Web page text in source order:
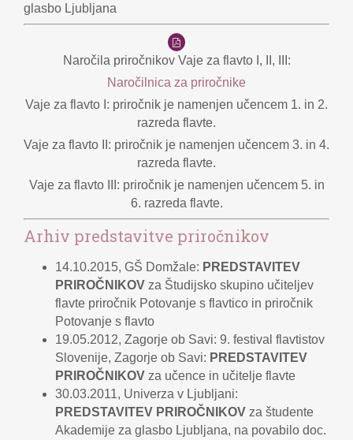
glasbo Ljubljana
Naročila priročnikov Vaje za flavto I, II, III:
Naročilnica za priročnike
Vaje za flavto I: priročnik je namenjen učencem 1. in 2.
razreda flavte.
Vaje za flavto II: priročnik je namenjen učencem 3. in 4.
razreda flavte.
Vaje za flavto III: priročnik je namenjen učencem 5. in
6. razreda flavte.
Arhiv predstavitve priročnikov
14.10.2015, GŠ Domžale: PREDSTAVITEV
PRIROČNIKOV za Študijsko skupino učiteljev
flavte priročnik Potovanje s flavtico in priročnik
Potovanje s flavto
19.05.2012, Zagorje ob Savi: 9. festival flavtistov
Slovenije, Zagorje ob Savi: PREDSTAVITEV
PRIROČNIKOV za učence in učitelje flavte
30.03.2011, Univerza v Ljubljani:
PREDSTAVITEV PRIROČNIKOV za študente
Akademije za glasbo Ljubljana, na povabilo doc.